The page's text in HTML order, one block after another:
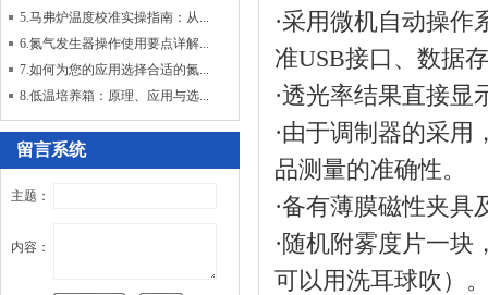
5.马弗炉温度校准实操指南：从...
6.氮气发生器操作使用要点详解...
7.如何为您的应用选择合适的氮...
8.低温培养箱：原理、应用与选...
留言系统
主题：
内容：
·采用微机自动操
准USB接口、数据
·透光率结果直接显
·由于调制器的采
品测量的准确性。
·备有薄膜磁性夹
·随机附雾度片一
可以用洗耳球吹）